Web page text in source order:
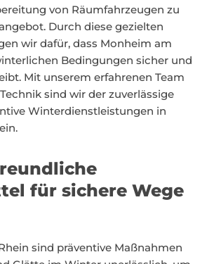
von Räumfahrzeugen zu
Durch diese gezielten
wir dafür, dass Monheim am
Bedingungen sicher und
Mit unserem erfahrenen Team
sind wir der zuverlässige
Winterdienstleistungen in
für sichere Wege
sind präventive Maßnahmen